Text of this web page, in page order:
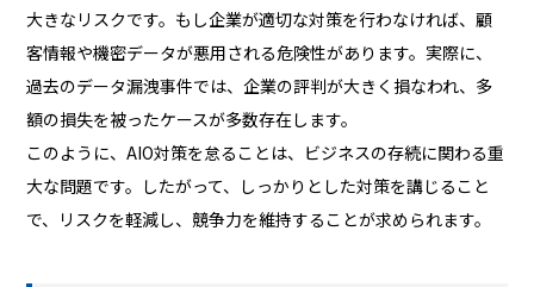
大きなリスクです。もし企業が適切な対策を行わなければ、顧
客情報や機密データが悪用される危険性があります。実際に、
過去のデータ漏洩事件では、企業の評判が大きく損なわれ、多
額の損失を被ったケースが多数存在します。
このように、AIO対策を怠ることは、ビジネスの存続に関わる重
大な問題です。したがって、しっかりとした対策を講じること
で、リスクを軽減し、競争力を維持することが求められます。